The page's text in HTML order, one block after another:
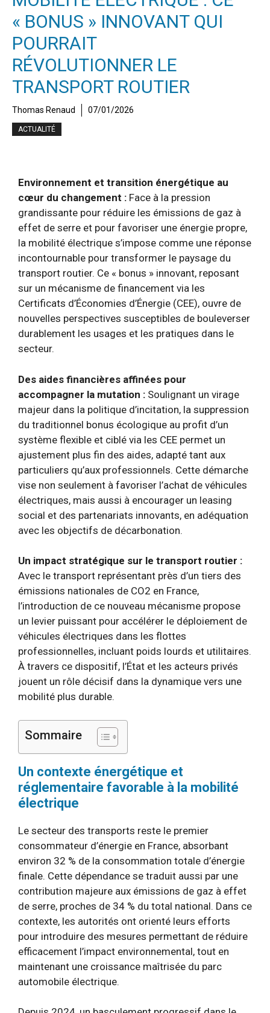
« BONUS » INNOVANT QUI
POURRAIT
RÉVOLUTIONNER LE
TRANSPORT ROUTIER
Thomas Renaud 07/01/2026
ACTUALITÉ
Environnement et transition énergétique au
cœur du changement : Face à la pression
grandissante pour réduire les émissions de gaz à
effet de serre et pour favoriser une énergie propre,
la mobilité électrique s’impose comme une réponse
incontournable pour transformer le paysage du
transport routier. Ce « bonus » innovant, reposant
sur un mécanisme de financement via les
Certificats d’Économies d’Énergie (CEE), ouvre de
nouvelles perspectives susceptibles de bouleverser
durablement les usages et les pratiques dans le
secteur.
Des aides financières affinées pour
accompagner la mutation : Soulignant un virage
majeur dans la politique d’incitation, la suppression
du traditionnel bonus écologique au profit d’un
système flexible et ciblé via les CEE permet un
ajustement plus fin des aides, adapté tant aux
particuliers qu’aux professionnels. Cette démarche
vise non seulement à favoriser l’achat de véhicules
électriques, mais aussi à encourager un leasing
social et des partenariats innovants, en adéquation
avec les objectifs de décarbonation.
Un impact stratégique sur le transport routier :
Avec le transport représentant près d’un tiers des
émissions nationales de CO2 en France,
l’introduction de ce nouveau mécanisme propose
un levier puissant pour accélérer le déploiement de
véhicules électriques dans les flottes
professionnelles, incluant poids lourds et utilitaires.
À travers ce dispositif, l’État et les acteurs privés
jouent un rôle décisif dans la dynamique vers une
mobilité plus durable.
Sommaire
Un contexte énergétique et
réglementaire favorable à la mobilité
électrique
Le secteur des transports reste le premier
consommateur d’énergie en France, absorbant
environ 32 % de la consommation totale d’énergie
finale. Cette dépendance se traduit aussi par une
contribution majeure aux émissions de gaz à effet
de serre, proches de 34 % du total national. Dans ce
contexte, les autorités ont orienté leurs efforts
pour introduire des mesures permettant de réduire
efficacement l’impact environnemental, tout en
maintenant une croissance maîtrisée du parc
automobile électrique.